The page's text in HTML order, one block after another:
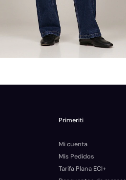
Primeriti
Mi cuenta
Mis Pedidos
Tarifa Plana ECI+